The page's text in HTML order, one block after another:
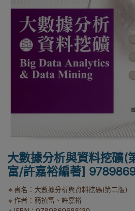
大數據分析與資料挖礦(
富/許嘉裕編著]
🔸書名：大數據分析與資料挖礦(第二版)
🔸作者：簡禎富、許嘉裕